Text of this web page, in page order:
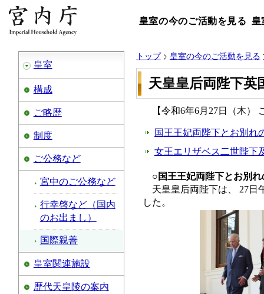
皇室の今のご活動を見る 皇
皇室
構成
ご略歴
制度
ご公務など
宮中のご公務など
行幸啓など（国内
のお出まし）
国際親善
皇室関連施設
歴代天皇陵の案内
トップ 皇室の今のご活動を見る
天皇皇后両陛下英
【令和6年6月27日（木）
国王王妃両陛下とお別れ
女王エリザベス二世陛下
○国王王妃両陛下とお別れ
天皇皇后両陛下は、 27日
した。